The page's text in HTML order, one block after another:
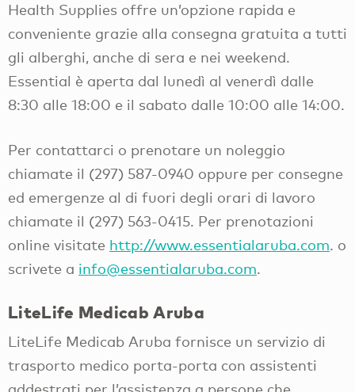
Health Supplies offre un’opzione rapida e
conveniente grazie alla consegna gratuita a tutti
gli alberghi, anche di sera e nei weekend.
Essential è aperta dal lunedì al venerdì dalle
8:30 alle 18:00 e il sabato dalle 10:00 alle 14:00.
Per contattarci o prenotare un noleggio
chiamate il (297) 587-0940 oppure per consegne
ed emergenze al di fuori degli orari di lavoro
chiamate il (297) 563-0415. Per prenotazioni
online visitate http://www.essentialaruba.com. o
scrivete a info@essentialaruba.com.
LiteLife Medicab Aruba
LiteLife Medicab Aruba fornisce un servizio di
trasporto medico porta-porta con assistenti